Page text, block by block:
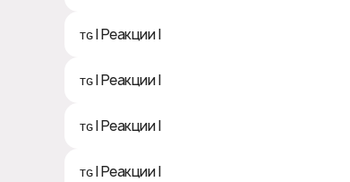
ᴛɢ | Реакции | 🤡
ᴛɢ | Реакции | 🤬
ᴛɢ | Реакции | 😡
ᴛɢ | Реакции | 😈